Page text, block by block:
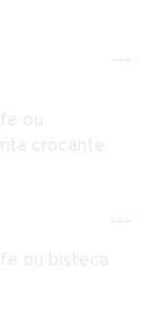
---
crocante.
---
ou bisteca